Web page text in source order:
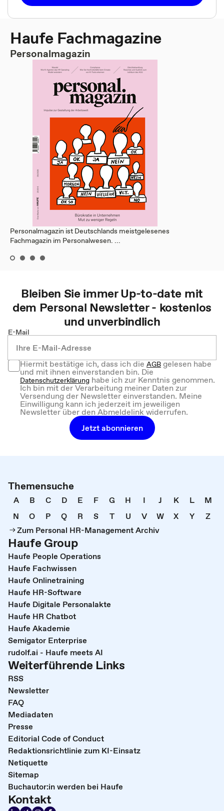
Haufe Fachmagazine
Personalmagazin
Personalmagazin ist Deutschlands meistgelesenes
Fachmagazin im Personalwesen. ...
Bleiben Sie immer Up-to-date mit
dem Personal Newsletter - kostenlos
und unverbindlich
E-Mail
Hiermit bestätige ich, dass ich dieAGBgelesen habe
und mit ihnen einverstanden bin. Die
Datenschutzerklärung habe ich zur Kenntnis genommen.
Ich bin mit der Verarbeitung meiner Daten zur
Versendung der Newsletter einverstanden. Meine
Einwilligung kann ich jederzeit im jeweiligen
Newsletter über den Abmeldelink widerrufen.
Jetzt abonnieren
Themensuche
A B C D E F G H I J K L
M
N
O P Q R S T U V W X Y
Z
Zum Personal HR-Management Archiv
Haufe Group
Haufe People Operations
Haufe Fachwissen
Haufe Onlinetraining
Haufe HR-Software
Haufe Digitale Personalakte
Haufe HR Chatbot
Haufe Akademie
Semigator Enterprise
rudolf.ai - Haufe meets AI
Weiterführende Links
RSS
Newsletter
FAQ
Mediadaten
Presse
Editorial Code of Conduct
Redaktionsrichtlinie zum KI-Einsatz
Netiquette
Sitemap
Buchautor:in werden bei Haufe
Kontakt